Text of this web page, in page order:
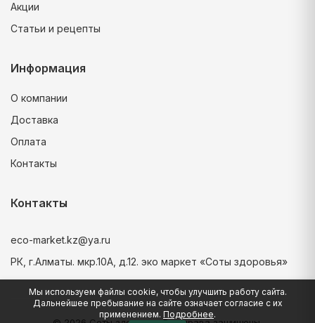
Акции
Статьи и рецепты
Информация
О компании
Доставка
Оплата
Контакты
Контакты
eco-market.kz@ya.ru
РК, г.Алматы. мкр.10А, д.12. эко маркет «Соты здоровья»
Мы используем файлы cookie, чтобы улучшить работу сайта.
Дальнейшее пребывание на сайте означает согласие с их
применением. Подробнее.